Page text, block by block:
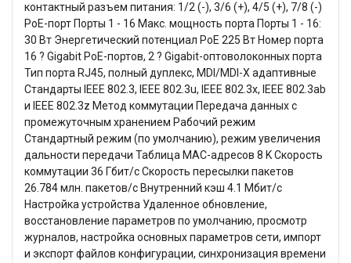
контактный разъем питания: 1/2 (-), 3/6 (+), 4/5 (+), 7/8 (-)
PoE-порт Порты 1 - 16 Макс. мощность порта Порты 1 - 16:
30 Вт Энергетический потенциал PoE 225 Вт Номер порта
16 ? Gigabit PoE-портов, 2 ? Gigabit-оптоволоконных порта
Тип порта RJ45, полный дуплекс, MDI/MDI-X адаптивные
Стандарты IEEE 802.3, IEEE 802.3u, IEEE 802.3x, IEEE 802.3ab
и IEEE 802.3z Метод коммутации Передача данных с
промежуточным хранением Рабочий режим
Стандартный режим (по умолчанию), режим увеличения
дальности передачи Таблица MAC-адресов 8 K Скорость
коммутации 36 Гбит/с Скорость пересылки пакетов
26.784 млн. пакетов/с Внутренний кэш 4.1 Мбит/с
Настройка устройства Удаленное обновление,
восстановление параметров по умолчанию, просмотр
журналов, настройка основных параметров сети, импорт
и экспорт файлов конфигурации, синхронизация времени